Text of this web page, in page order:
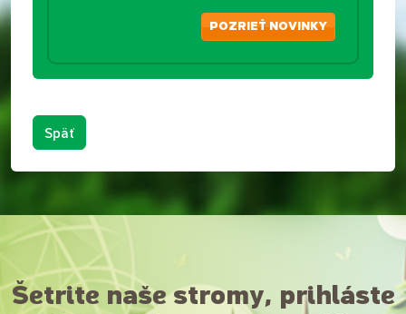
POZRIEŤ NOVINKY
Späť
Šetrite naše stromy, prihláste